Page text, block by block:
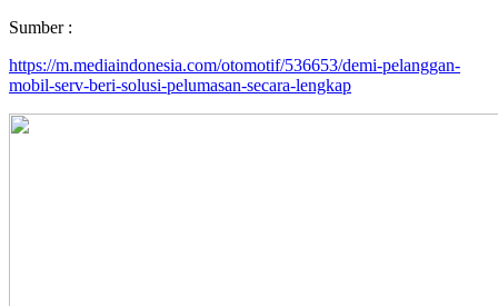
Sumber :
https://m.mediaindonesia.com/otomotif/536653/demi-pelanggan-
mobil-serv-beri-solusi-pelumasan-secara-lengkap